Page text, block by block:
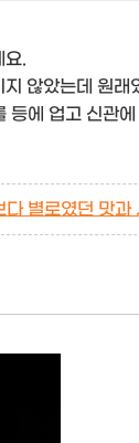
요.
않았는데 원
에 업고 신관
별로였던 맛과